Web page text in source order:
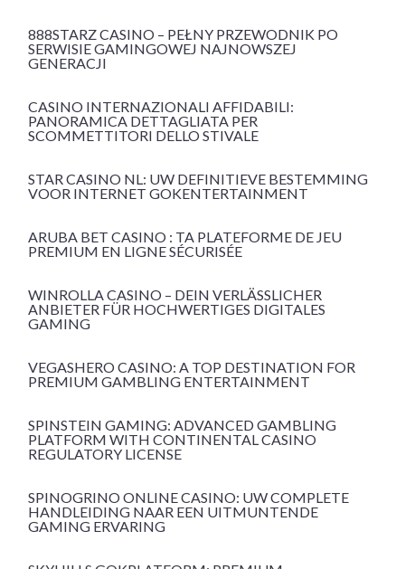
888STARZ CASINO – PEŁNY PRZEWODNIK PO
SERWISIE GAMINGOWEJ NAJNOWSZEJ
GENERACJI
CASINO INTERNAZIONALI AFFIDABILI:
PANORAMICA DETTAGLIATA PER
SCOMMETTITORI DELLO STIVALE
STAR CASINO NL: UW DEFINITIEVE BESTEMMING
VOOR INTERNET GOKENTERTAINMENT
ARUBA BET CASINO : TA PLATEFORME DE JEU
PREMIUM EN LIGNE SÉCURISÉE
WINROLLA CASINO – DEIN VERLÄSSLICHER
ANBIETER FÜR HOCHWERTIGES DIGITALES
GAMING
VEGASHERO CASINO: A TOP DESTINATION FOR
PREMIUM GAMBLING ENTERTAINMENT
SPINSTEIN GAMING: ADVANCED GAMBLING
PLATFORM WITH CONTINENTAL CASINO
REGULATORY LICENSE
SPINOGRINO ONLINE CASINO: UW COMPLETE
HANDLEIDING NAAR EEN UITMUNTENDE
GAMING ERVARING